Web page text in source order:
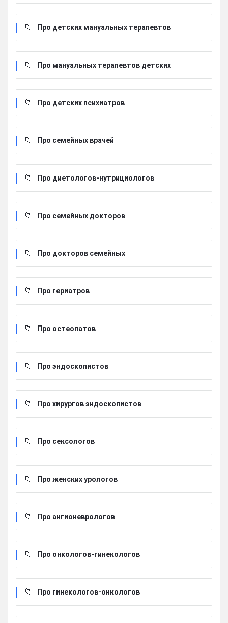
Про детских мануальных терапевтов
Про мануальных терапевтов детских
Про детских психиатров
Про семейных врачей
Про диетологов-нутрициологов
Про семейных докторов
Про докторов семейных
Про гериатров
Про остеопатов
Про эндоскопистов
Про хирургов эндоскопистов
Про сексологов
Про женских урологов
Про ангионеврологов
Про онкологов-гинекологов
Про гинекологов-онкологов